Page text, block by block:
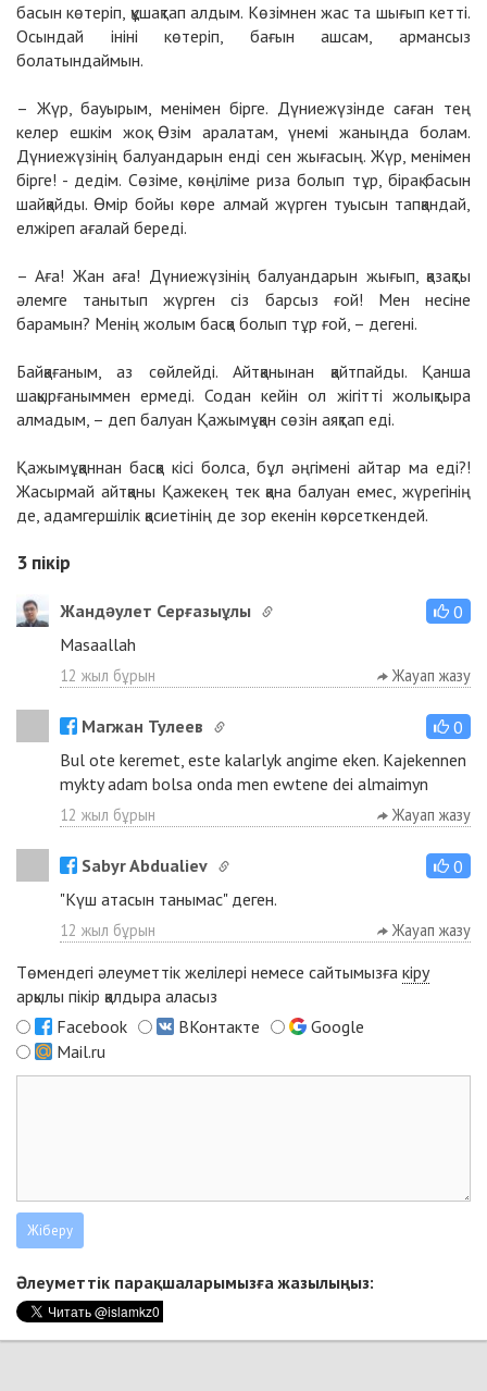
басын көтеріп, құшақтап алдым. Көзімнен жас та шығып кетті.
Осындай ініні көтеріп, бағын ашсам, армансыз
болатындаймын.
– Жүр, бауырым, менімен бірге. Дүниежүзінде саған тең
келер ешкім жоқ. Өзім аралатам, үнемі жаныңда болам.
Дүниежүзінің балуандарын енді сен жығасың. Жүр, менімен
бірге! - дедім. Сөзіме, көңіліме риза болып тұр, бірақ басын
шайқайды. Өмір бойы көре алмай жүрген туысын тапқандай,
елжіреп ағалай береді.
– Аға! Жан аға! Дүниежүзінің балуандарын жығып, қазақты
әлемге танытып жүрген сіз барсыз ғой! Мен несіне
барамын? Менің жолым басқа болып тұр ғой, – дегені.
Байқағаным, аз сөйлейді. Айтқанынан қайтпайды. Қанша
шақырғаныммен ермеді. Содан кейін ол жігітті жолықтыра
алмадым, – деп балуан Қажымұқан сөзін аяқтап еді.
Қажымұқаннан басқа кісі болса, бұл әңгімені айтар ма еді?!
Жасырмай айтқаны Қажекең тек қана балуан емес, жүрегінің
де, адамгершілік қасиетінің де зор екенін көрсеткендей.
3 пікір
Жандəулет Серғазыұлы
0
Masaallah
12 жыл бұрын Жауап жазу
Магжан Тулеев
0
Bul ote keremet, este kalarlyk angime eken. Kajekennen
mykty adam bolsa onda men ewtene dei almaimyn
12 жыл бұрын Жауап жазу
Sabyr Abdualiev
0
"Күш атасын танымас" деген.
12 жыл бұрын Жауап жазу
Төмендегі әлеуметтік желілері немесе сайтымызға кіру
арқылы пікір қалдыра аласыз
Facebook
ВКонтакте
Google
Mail.ru
Әлеуметтік парақшаларымызға жазылыңыз: